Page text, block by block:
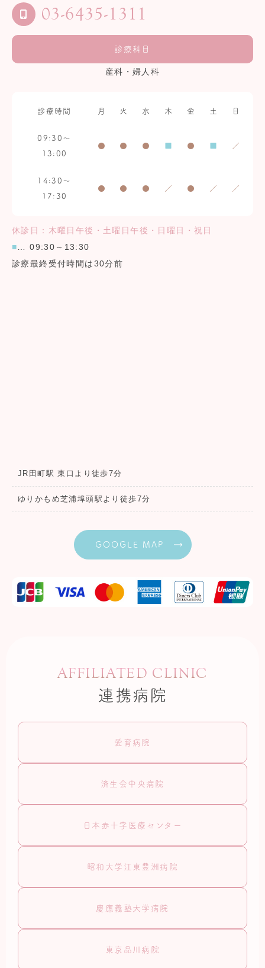
03-6435-1311
診療科目
産科・婦人科
診療時間 月 火 水 木 金 土 日
09:30～
13:00
● ● ● ● ／
14:30～
17:30
● ● ● ／ ● ／ ／
休診日：木曜日午後・土曜日午後・日曜日・祝日
■… 09:30～13:30
診療最終受付時間は30分前
JR田町駅 東口より徒歩7分
ゆりかもめ芝浦埠頭駅より徒歩7分
GOOGLE MAP
AFFILIATED CLINIC
連携病院
愛育病院
済生会中央病院
日本赤十字医療センター
昭和大学江東豊洲病院
慶應義塾大学病院
東京品川病院